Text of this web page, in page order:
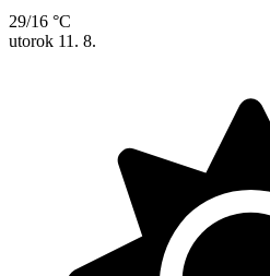
29/16 °C
utorok 11. 8.